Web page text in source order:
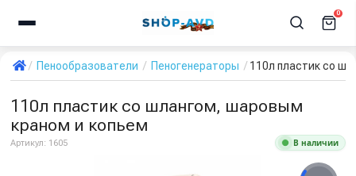
0
Пенообразователи Пеногенераторы 110л пластик со
110л пластик со шлангом, шаровым
краном и копьем
Артикул: 1605 В наличии